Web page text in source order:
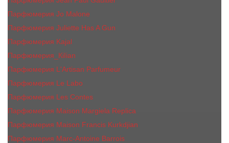
Парфюмерия Jо Malоnе
Парфюмерия Juliette Has A Gun
Парфюмерия Kajal
Парфюмерия_КiIiаn
Парфюмерия L'Artisan Parfumeur
Парфюмерия Le Labo
Парфюмерия Les Contes
Парфюмерия Maison Margiela Replica
Парфюмерия Maison Francis Kurkdjian
Парфюмерия Marc-Antoine Barrois